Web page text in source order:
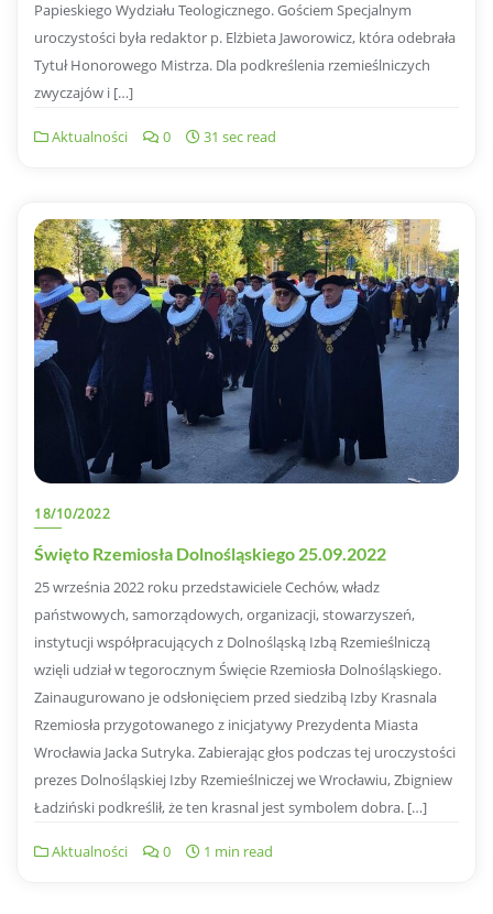
Papieskiego Wydziału Teologicznego. Gościem Specjalnym
uroczystości była redaktor p. Elżbieta Jaworowicz, która odebrała
Tytuł Honorowego Mistrza. Dla podkreślenia rzemieślniczych
zwyczajów i […]
Aktualności 0 31 sec read
18/10/2022
Święto Rzemiosła Dolnośląskiego 25.09.2022
25 września 2022 roku przedstawiciele Cechów, władz
państwowych, samorządowych, organizacji, stowarzyszeń,
instytucji współpracujących z Dolnośląską Izbą Rzemieślniczą
wzięli udział w tegorocznym Święcie Rzemiosła Dolnośląskiego.
Zainaugurowano je odsłonięciem przed siedzibą Izby Krasnala
Rzemiosła przygotowanego z inicjatywy Prezydenta Miasta
Wrocławia Jacka Sutryka. Zabierając głos podczas tej uroczystości
prezes Dolnośląskiej Izby Rzemieślniczej we Wrocławiu, Zbigniew
Ładziński podkreślił, że ten krasnal jest symbolem dobra. […]
Aktualności 0 1 min read